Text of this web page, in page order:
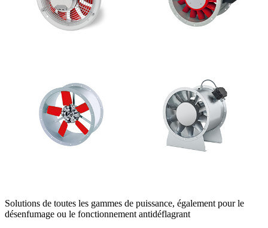
Solutions de toutes les gammes de puissance, également pour le
désenfumage ou le fonctionnement antidéflagrant